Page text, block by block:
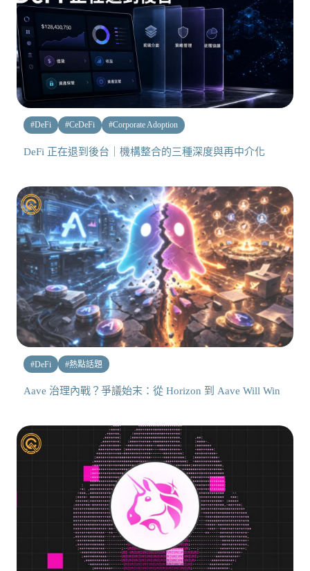
#DeFi #CeDeFi #Corporate Adoption
DeFi 正在退到後台｜機構整合的三種深度與再中介化
#DeFi #熱點話題
Aave 治理內戰？爭議始末：從 Horizon 到 Aave Will Win